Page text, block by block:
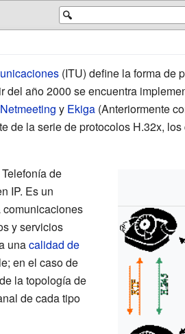
🔍
(ITU) define la forma de
del año 2000 se encuentra
y Ekiga(Anteriormente
de la serie de protocolos H.32x,
de
IP. Es un
y servicios
unacalidad de
en el caso de
la topología de
de cada tipo